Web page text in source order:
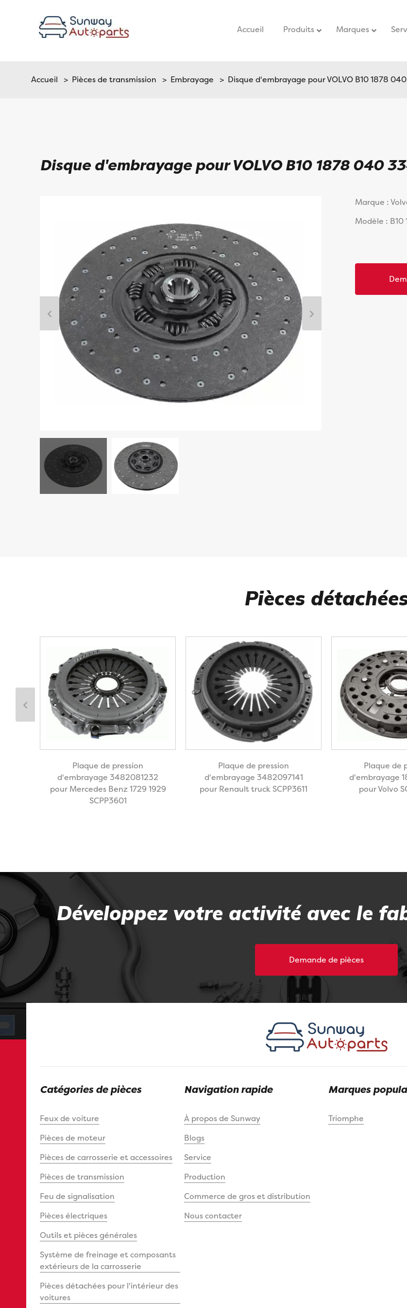
Accueil Produits Marques
Accueil >Pièces de transmission >Embrayage > Disque d'embrayage pour VOLVO B10 1878
Disque d'embrayage pour VOLVO B10 1878 040
Marque :
Modèle : B10
Pièces
Plaque de pression
d'embrayage 3482081232
pour Mercedes Benz 1729 1929
SCPP3601
Plaque de pression
d'embrayage 3482097141
pour Renault truck SCPP3611
Plaque de
d'embrayage
pour Volvo
Développez votre activité avec le
Demande de pièces
Catégories de pièces
Feux de voiture
Pièces de moteur
Pièces de carrosserie et accessoires
Pièces de transmission
Feu de signalisation
Pièces électriques
Outils et pièces générales
Système de freinage et composants
extérieurs de la carrosserie
Pièces détachées pour l'intérieur des
voitures
Navigation rapide
À propos de Sunway
Blogs
Service
Production
Commerce de gros et distribution
Nous contacter
Marques
Triomphe